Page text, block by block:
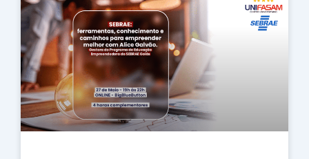
PáginaPágina
PáginaPáginaPágina